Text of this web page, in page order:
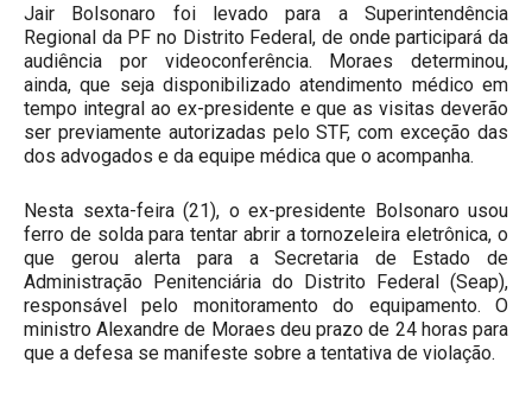
Jair Bolsonaro foi levado para a Superintendência
Regional da PF no Distrito Federal, de onde participará da
audiência por videoconferência. Moraes determinou,
ainda, que seja disponibilizado atendimento médico em
tempo integral ao ex-presidente e que as visitas deverão
ser previamente autorizadas pelo STF, com exceção das
dos advogados e da equipe médica que o acompanha.
Nesta sexta-feira (21), o ex-presidente Bolsonaro usou
ferro de solda para tentar abrir a tornozeleira eletrônica, o
que gerou alerta para a Secretaria de Estado de
Administração Penitenciária do Distrito Federal (Seap),
responsável pelo monitoramento do equipamento. O
ministro Alexandre de Moraes deu prazo de 24 horas para
que a defesa se manifeste sobre a tentativa de violação.